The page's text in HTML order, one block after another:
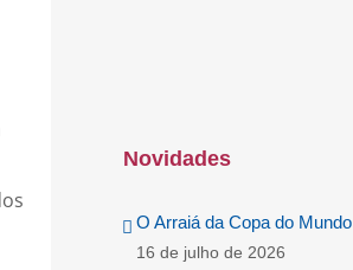
Novidades
O Arraiá da Copa do Mundo
16 de julho de 2026